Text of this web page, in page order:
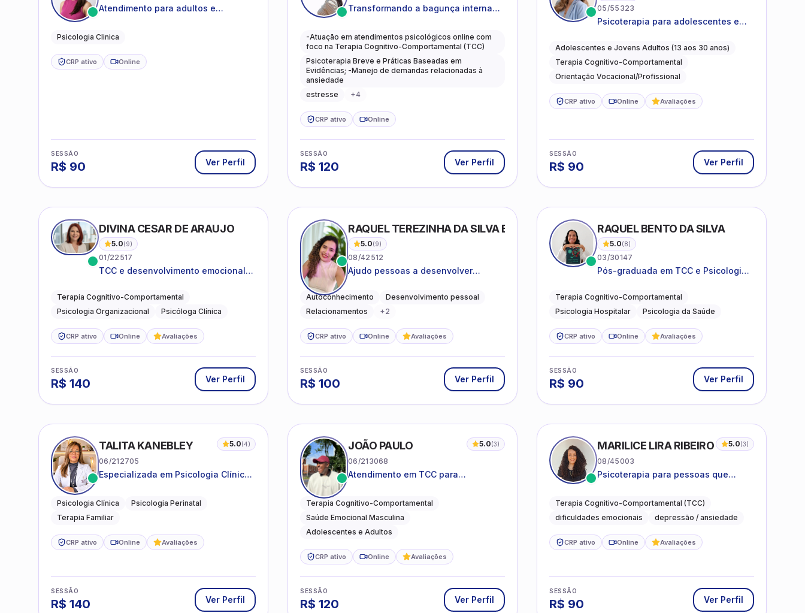
Atendimento para adultos e
Psicologia Clinica
CRP ativo Online
SESSÃO
R$ 90 Ver Perfil
Transformando a bagunça interna
leveza e caminhos mais gentis para
se viver.
-Atuação em atendimentos psicológicos online com
foco na Terapia Cognitivo-Comportamental (TCC)
Psicoterapia Breve e Práticas Baseadas em
Evidências; -Manejo de demandas relacionadas à
ansiedade
estresse
+4
CRP ativo Online
SESSÃO
R$ 120 Ver Perfil
05/55323
Psicoterapia para adolescentes e
ansiedade, autoestima, relações e
orientação profissional
Adolescentes e Jovens Adultos (13 aos 30 anos)
Terapia Cognitivo-Comportamental
Orientação Vocacional/Profissional
CRP ativo Online Avaliações
SESSÃO
R$ 90 Ver Perfil
DIVINA CESAR DE ARAUJO
5.0(9)
01/22517
TCC e desenvolvimento emocional
Terapia Cognitivo-Comportamental
Psicologia Organizacional
Psicóloga Clínica
CRP ativo Online Avaliações
SESSÃO
R$ 140 Ver Perfil
RAQUEL TEREZINHA DA SILVA BIONDI
5.0(9)
08/42512
Ajudo pessoas a desenvolver
saudáveis
Autoconhecimento
Desenvolvimento pessoal
Relacionamentos
+2
CRP ativo Online Avaliações
SESSÃO
R$ 100 Ver Perfil
RAQUEL BENTO DA SILVA
5.0(8)
03/30147
Pós-graduada em TCC e Psicologia
Terapia Cognitivo-Comportamental
Psicologia Hospitalar
Psicologia da Saúde
CRP ativo Online Avaliações
SESSÃO
R$ 90 Ver Perfil
TALITA KANEBLEY 5.0(4)
06/212705
Especializada em Psicologia Clínica
adultos e famílias
Psicologia Clínica
Psicologia Perinatal
Terapia Familiar
CRP ativo Online Avaliações
SESSÃO
R$ 140 Ver Perfil
JOÃO PAULO 5.0(3)
06/213068
Atendimento em TCC para
desenvolvimento de autonomia
emocional
Terapia Cognitivo-Comportamental
Saúde Emocional Masculina
Adolescentes e Adultos
CRP ativo Online Avaliações
SESSÃO
R$ 120 Ver Perfil
MARILICE LIRA RIBEIRO 5.0(3)
08/45003
Psicoterapia para pessoas que
lidar com as dificuldades do dia a
dia
Terapia Cognitivo-Comportamental (TCC)
dificuldades emocionais
depressão / ansiedade
CRP ativo Online Avaliações
SESSÃO
R$ 90 Ver Perfil